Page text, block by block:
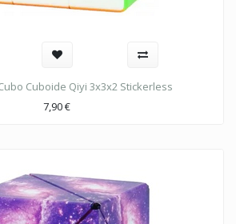
Cuboide Qiyi 3x3x2 Stickerless
7,90€